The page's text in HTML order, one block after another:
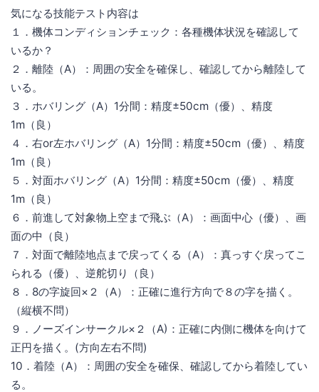
気になる技能テスト内容は
１．機体コンディションチェック：各種機体状況を確認して
いるか？
２．離陸（A）：周囲の安全を確保し、確認してから離陸して
いる。
３．ホバリング（A）1分間：精度±50cm（優）、精度
1m（良）
４．右or左ホバリング（A）1分間：精度±50cm（優）、精度
1m（良）
５．対面ホバリング（A）1分間：精度±50cm（優）、精度
1m（良）
６．前進して対象物上空まで飛ぶ（A）：画面中心（優）、画
面の中（良）
７．対面で離陸地点まで戻ってくる（A）：真っすぐ戻ってこ
られる（優）、逆舵切り（良）
８．8の字旋回×２（A）：正確に進行方向で８の字を描く。
（縦横不問）
９．ノーズインサークル×２（A)：正確に内側に機体を向けて
正円を描く。(方向左右不問)
10．着陸（A）：周囲の安全を確保、確認してから着陸してい
る。